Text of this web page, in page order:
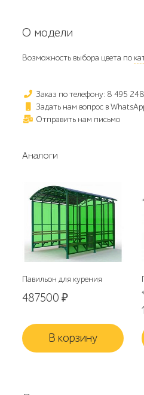
О модели
Возможность выбора цвета по
Заказ по телефону: 8 495 248
Задать нам вопрос в
Отправить нам письмо
Аналоги
Павильон для курения
487500₽
В корзину